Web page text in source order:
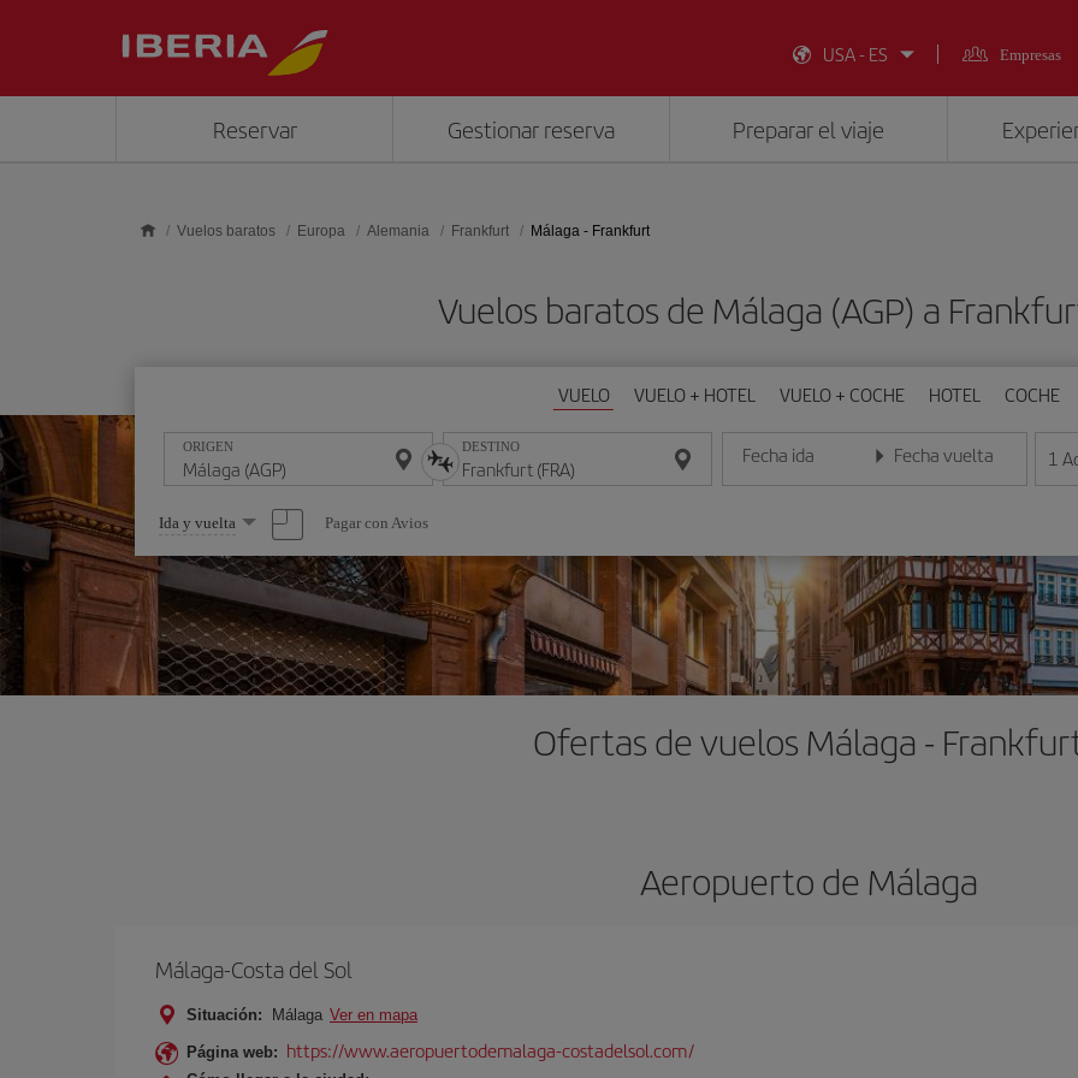
USA - ES
Empresas
Reservar Gestionar reserva Preparar el viaje
Vuelos baratos Europa Alemania Frankfurt Málaga - Frankfurt
Vuelos baratos de Málaga (AGP) a
VUELO VUELO + HOTEL VUELO + COCHE HOTEL COCHE
ORIGEN DESTINO Fecha ida
Introduce la fecha en formato día/mes/año
Fecha vuelta
Introduce la fecha en 1
Seleccione
una
opción
Ida y vuelta Pagar con Avios
Ofertas de vuelos Málaga -
Aeropuerto de Málaga
Málaga-Costa del Sol
Situación: Málaga Ver en mapa
Página web: https://www.aeropuertodemalaga-costadelsol.com/